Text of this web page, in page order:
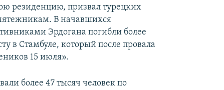
резиденцию, призвал турецких
В начавшихся
Эрдогана погибли более
в Стамбуле, который после провала
15 июля».
более 47 тысяч человек по